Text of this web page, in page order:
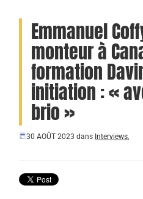
Emmanuel
monteur à
formation
initiation : «
brio »
30 AOÛT 2023 dans Interviews,